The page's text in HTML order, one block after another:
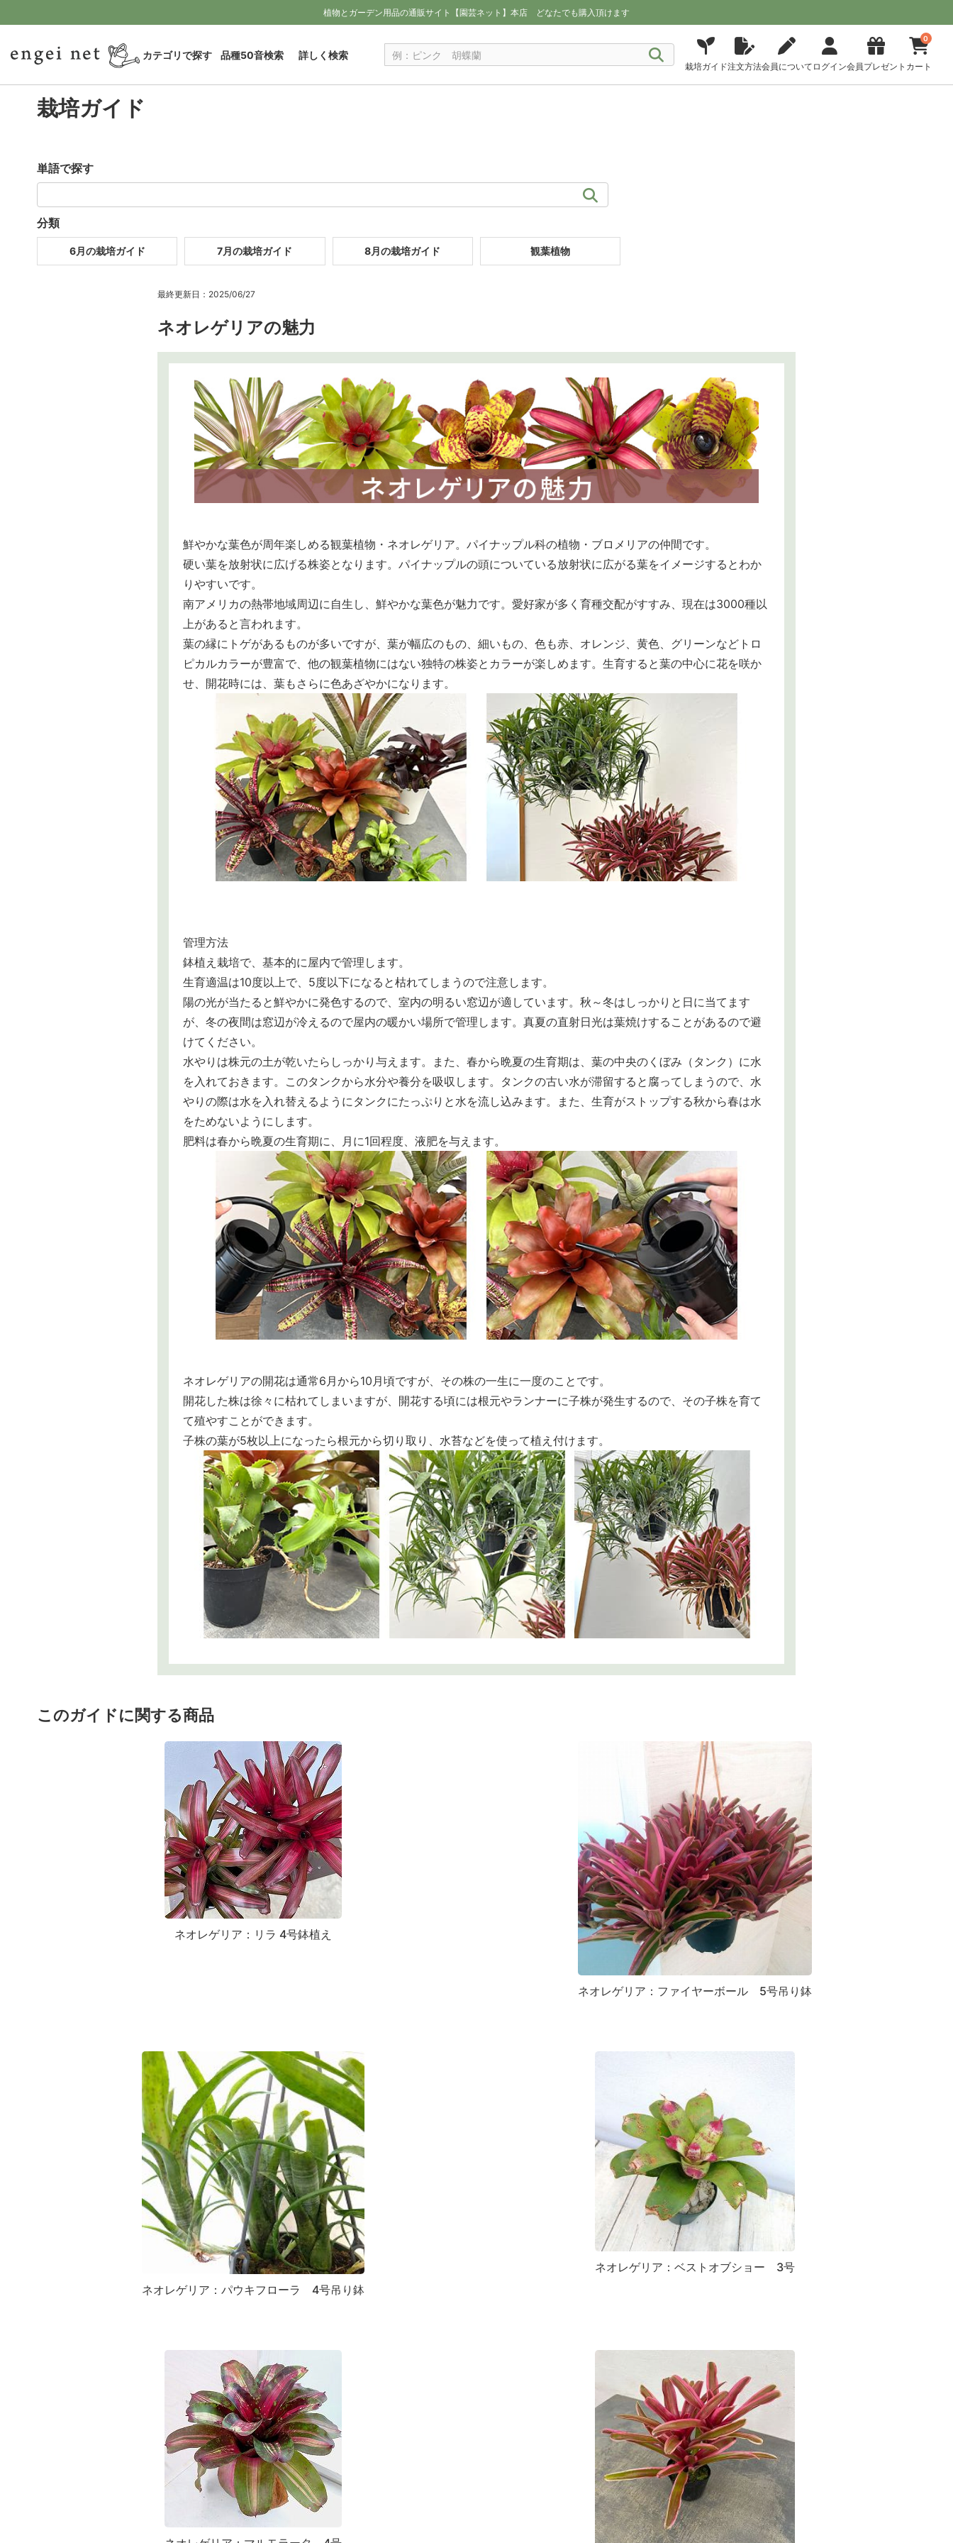
植物とガーデン用品の通販サイト【園芸ネット】本店 どなたでも購入頂けます
カテゴリで探す 品種50音検索 詳しく検索
栽培ガイド注文方法会員について ログイン会員プレゼント
0
カート
栽培ガイド
単語で探す
分類
6月の栽培ガイド 7月の栽培ガイド 8月の栽培ガイド 観葉植物
最終更新日：2025/06/27
ネオレゲリアの魅力
鮮やかな葉色が周年楽しめる観葉植物・ネオレゲリア。パイナップル科の植物・ブロメリアの仲間です。
硬い葉を放射状に広げる株姿となります。パイナップルの頭についている放射状に広がる葉をイメージするとわか
りやすいです。
南アメリカの熱帯地域周辺に自生し、鮮やかな葉色が魅力です。愛好家が多く育種交配がすすみ、現在は3000種以
上があると言われます。
葉の縁にトゲがあるものが多いですが、葉が幅広のもの、細いもの、色も赤、オレンジ、黄色、グリーンなどトロ
ピカルカラーが豊富で、他の観葉植物にはない独特の株姿とカラーが楽しめます。生育すると葉の中心に花を咲か
せ、開花時には、葉もさらに色あざやかになります。
管理方法
鉢植え栽培で、基本的に屋内で管理します。
生育適温は10度以上で、5度以下になると枯れてしまうので注意します。
陽の光が当たると鮮やかに発色するので、室内の明るい窓辺が適しています。秋～冬はしっかりと日に当てます
が、冬の夜間は窓辺が冷えるので屋内の暖かい場所で管理します。真夏の直射日光は葉焼けすることがあるので避
けてください。
水やりは株元の土が乾いたらしっかり与えます。また、春から晩夏の生育期は、葉の中央のくぼみ（タンク）に水
を入れておきます。このタンクから水分や養分を吸収します。タンクの古い水が滞留すると腐ってしまうので、水
やりの際は水を入れ替えるようにタンクにたっぷりと水を流し込みます。また、生育がストップする秋から春は水
をためないようにします。
肥料は春から晩夏の生育期に、月に1回程度、液肥を与えます。
ネオレゲリアの開花は通常6月から10月頃ですが、その株の一生に一度のことです。
開花した株は徐々に枯れてしまいますが、開花する頃には根元やランナーに子株が発生するので、その子株を育て
て殖やすことができます。
子株の葉が5枚以上になったら根元から切り取り、水苔などを使って植え付けます。
このガイドに関する商品
ネオレゲリア：リラ 4号鉢植え
ネオレゲリア：ファイヤーボール 5号吊り鉢
ネオレゲリア：パウキフローラ 4号吊り鉢
ネオレゲリア：ベストオブショー 3号